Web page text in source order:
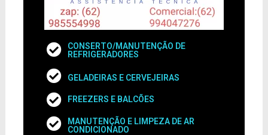
CONSERTO/MANUTENÇÃO DE
REFRIGERADORES
GELADEIRAS E CERVEJEIRAS
FREEZERS E BALCÕES
MANUTENÇÃO E LIMPEZA DE AR
CONDICIONADO